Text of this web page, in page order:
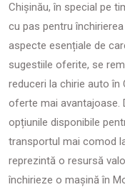
Chișinău, în special pe
cu pas pentru
aspecte esențiale de
sugestiile oferite, se
reduceri la chirie auto
oferte mai avantajoase.
opțiunile disponibile
transportul mai comod
reprezintă o resursă
închirieze o mașină în